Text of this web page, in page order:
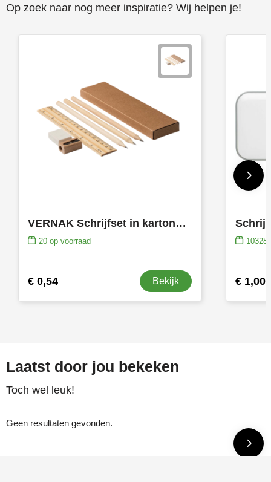
Op zoek naar nog meer inspiratie? Wij helpen je!
VERNAK Schrijfset in kartonnen etui
20op voorraad
€ 0,54 Bekijk
10328
€ 1,00
Laatst door jou bekeken
Toch wel leuk!
Geen resultaten gevonden.